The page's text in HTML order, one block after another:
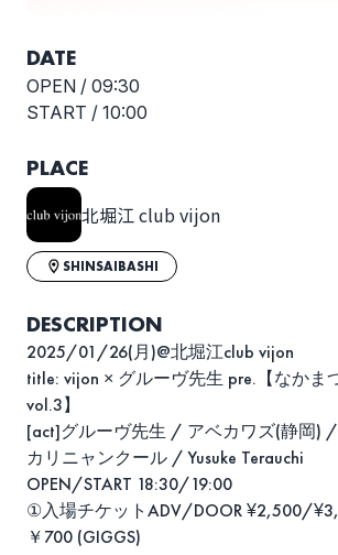
DATE
OPEN / 09:30
START / 10:00
PLACE
北堀江 club vijon
SHINSAIBASHI
DESCRIPTION
2025/01/26(月)@北堀江club vijon
title: vijon × グルーヴ先生 pre.【なかま
vol.3】
[act]グルーヴ先生 / アベカワズ(静岡)
カリニャンクール / Yusuke Terauchi
OPEN/START 18:30/19:00
①入場チケットADV/DOOR ¥2,500/
￥700 (GIGGS)